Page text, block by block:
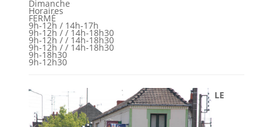
Dimanche
Horaires
FERMÉ
9h-12h / 14h-17h
9h-12h / / 14h-18h30
9h-12h / / 14h-18h30
9h-12h / / 14h-18h30
9h-18h30
9h-12h30
LE